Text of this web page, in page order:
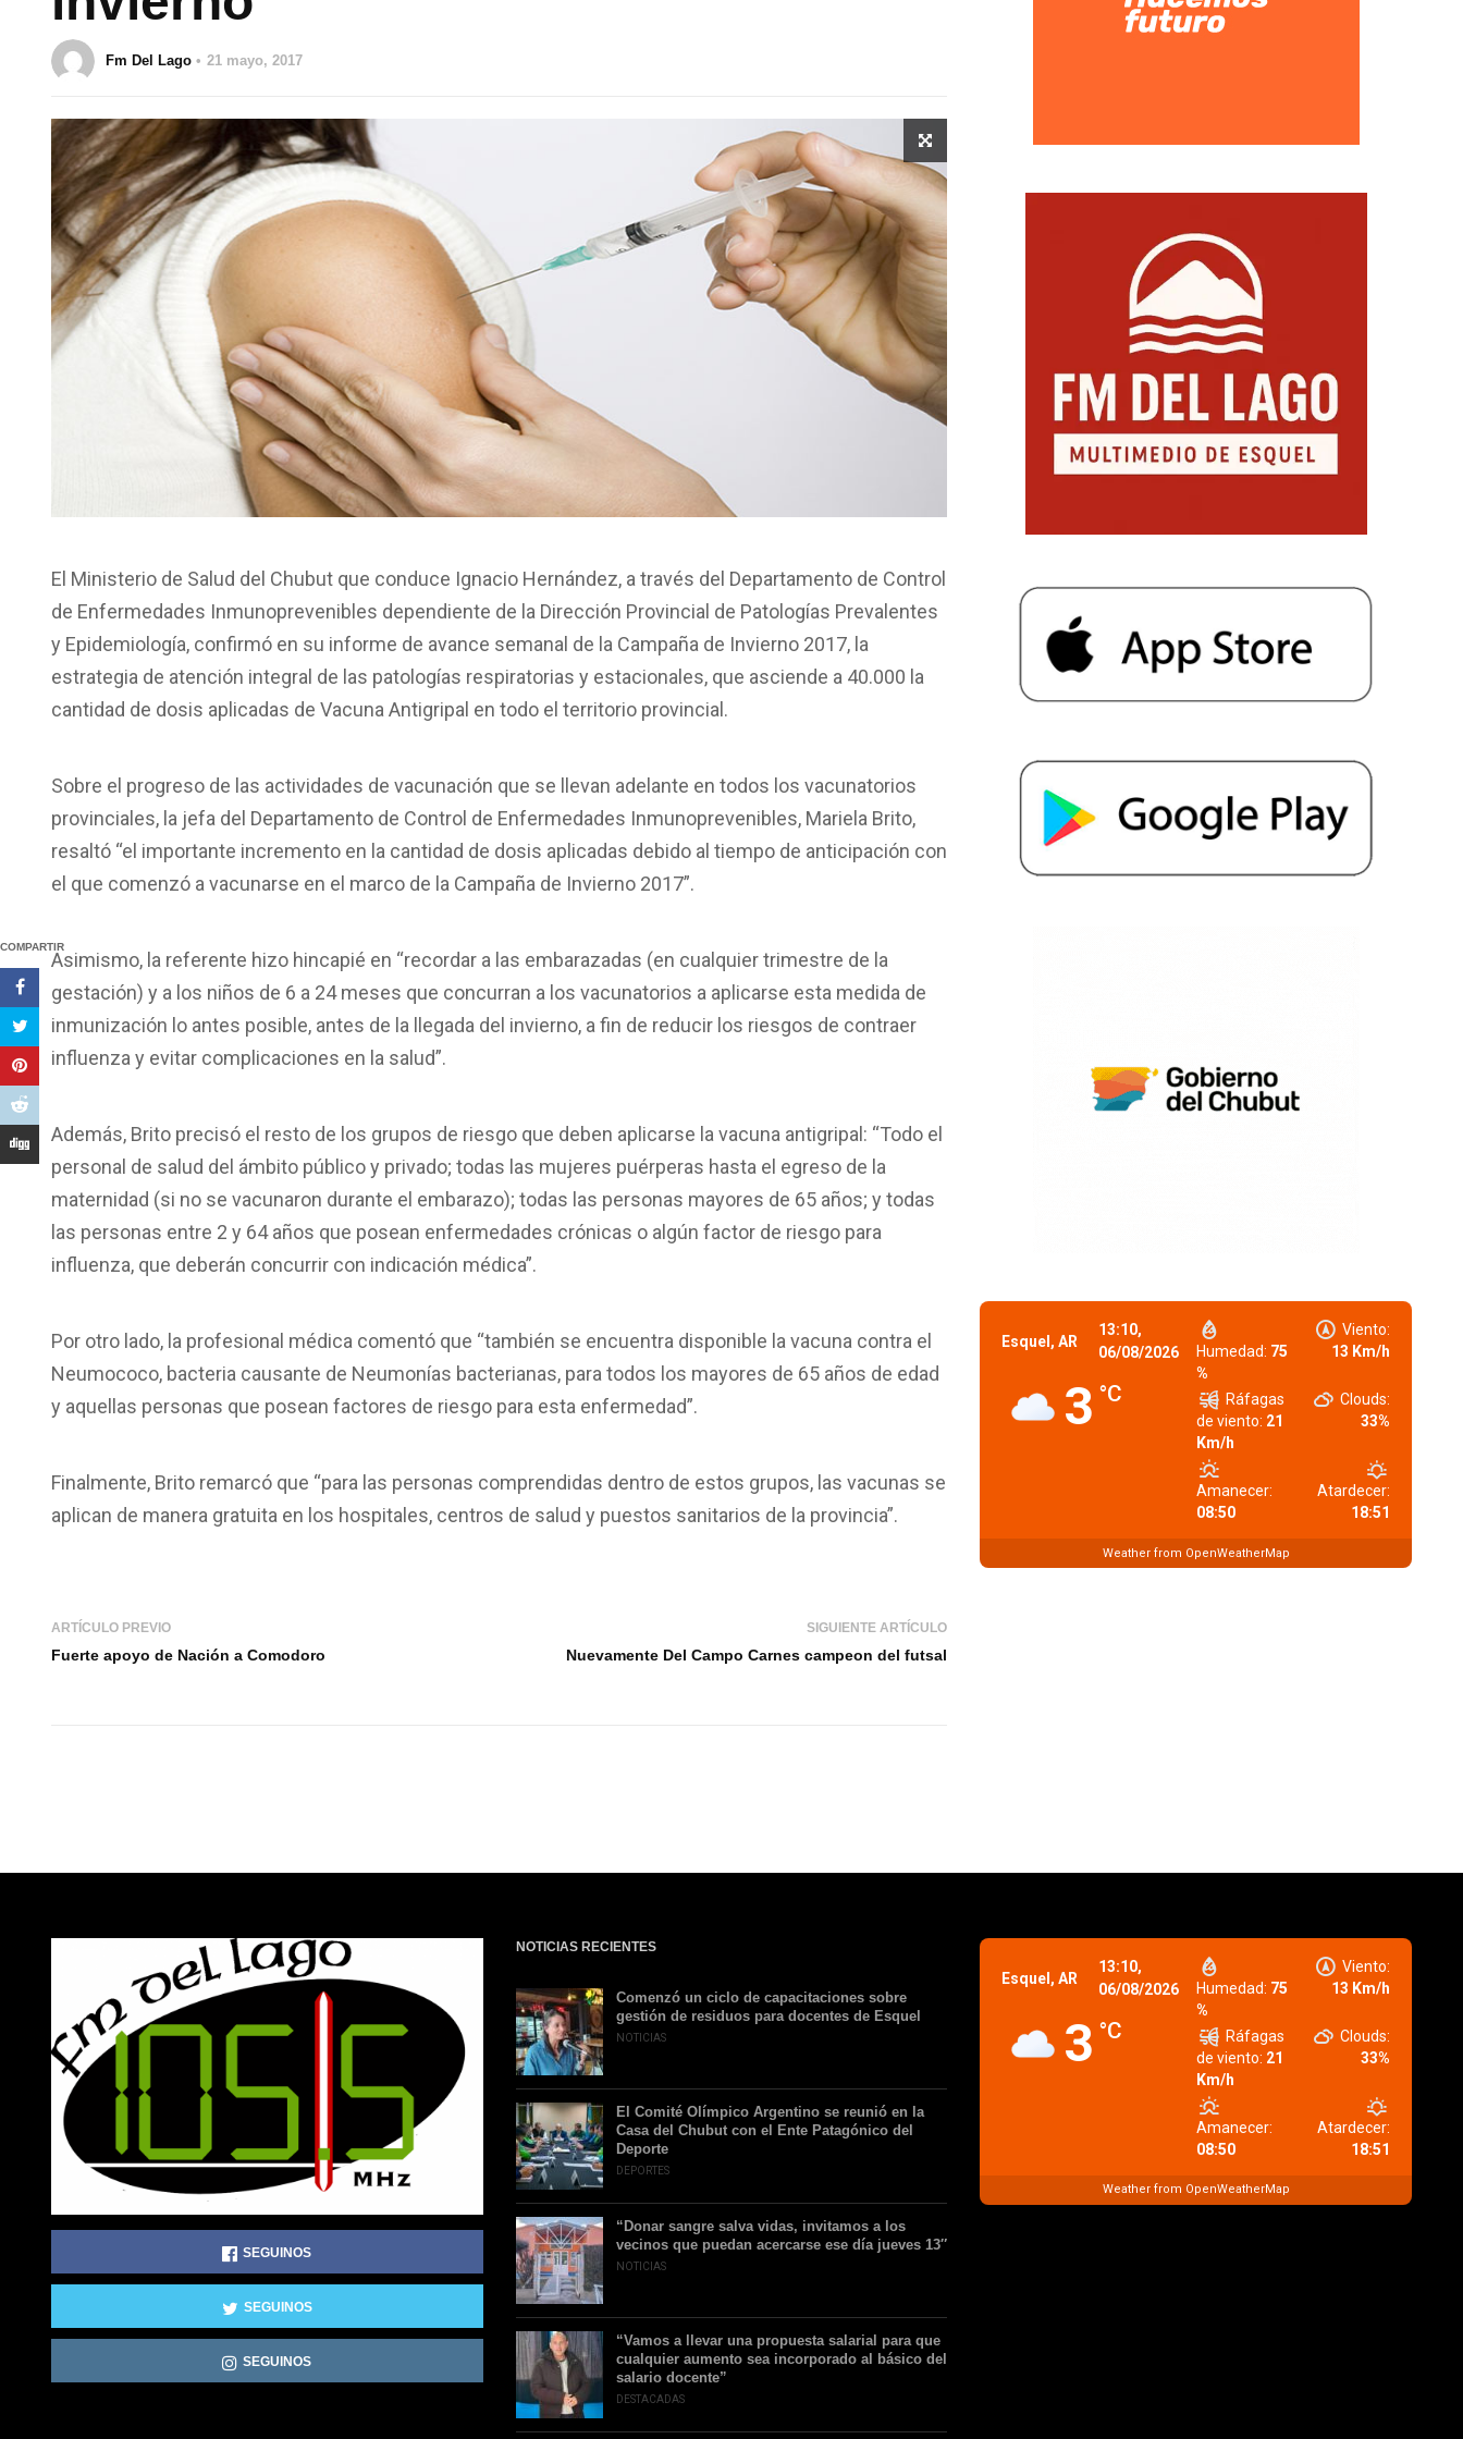
Fm Del Lago 21 mayo, 2017
COMPARTIR
El Ministerio de Salud del Chubut que conduce Ignacio Hernández, a través del Departamento de Control
de Enfermedades Inmunoprevenibles dependiente de la Dirección Provincial de Patologías Prevalentes
y Epidemiología, confirmó en su informe de avance semanal de la Campaña de Invierno 2017, la
estrategia de atención integral de las patologías respiratorias y estacionales, que asciende a 40.000 la
cantidad de dosis aplicadas de Vacuna Antigripal en todo el territorio provincial.
Sobre el progreso de las actividades de vacunación que se llevan adelante en todos los vacunatorios
provinciales, la jefa del Departamento de Control de Enfermedades Inmunoprevenibles, Mariela Brito,
resaltó “el importante incremento en la cantidad de dosis aplicadas debido al tiempo de anticipación con
el que comenzó a vacunarse en el marco de la Campaña de Invierno 2017”.
Asimismo, la referente hizo hincapié en “recordar a las embarazadas (en cualquier trimestre de la
gestación) y a los niños de 6 a 24 meses que concurran a los vacunatorios a aplicarse esta medida de
inmunización lo antes posible, antes de la llegada del invierno, a fin de reducir los riesgos de contraer
influenza y evitar complicaciones en la salud”.
Además, Brito precisó el resto de los grupos de riesgo que deben aplicarse la vacuna antigripal: “Todo el
personal de salud del ámbito público y privado; todas las mujeres puérperas hasta el egreso de la
maternidad (si no se vacunaron durante el embarazo); todas las personas mayores de 65 años; y todas
las personas entre 2 y 64 años que posean enfermedades crónicas o algún factor de riesgo para
influenza, que deberán concurrir con indicación médica”.
Por otro lado, la profesional médica comentó que “también se encuentra disponible la vacuna contra el
Neumococo, bacteria causante de Neumonías bacterianas, para todos los mayores de 65 años de edad
y aquellas personas que posean factores de riesgo para esta enfermedad”.
Finalmente, Brito remarcó que “para las personas comprendidas dentro de estos grupos, las vacunas se
aplican de manera gratuita en los hospitales, centros de salud y puestos sanitarios de la provincia”.
ARTÍCULO PREVIO
Fuerte apoyo de Nación a Comodoro
SIGUIENTE ARTÍCULO
Nuevamente Del Campo Carnes campeon del futsal
Esquel, AR
13:10,
06/08/2026
3 °C
Humedad: 75
%
Viento:
13 Km/h
Ráfagas
de viento: 21
Km/h
Clouds:
33%
Amanecer:
08:50
Atardecer:
18:51
Weather from OpenWeatherMap
SEGUINOS
SEGUINOS
SEGUINOS
NOTICIAS RECIENTES
Comenzó un ciclo de capacitaciones sobre
gestión de residuos para docentes de Esquel
NOTICIAS
El Comité Olímpico Argentino se reunió en la
Casa del Chubut con el Ente Patagónico del
Deporte
DEPORTES
“Donar sangre salva vidas, invitamos a los
vecinos que puedan acercarse ese día jueves 13″
NOTICIAS
“Vamos a llevar una propuesta salarial para que
cualquier aumento sea incorporado al básico del
salario docente”
DESTACADAS
Esquel, AR
13:10,
06/08/2026
3 °C
Humedad: 75
%
Viento:
13 Km/h
Ráfagas
de viento: 21
Km/h
Clouds:
33%
Amanecer:
08:50
Atardecer:
18:51
Weather from OpenWeatherMap